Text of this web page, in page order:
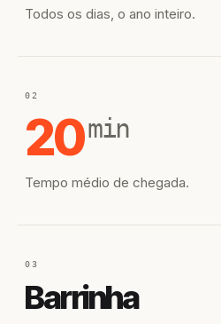
Todos os dias, o ano inteiro.
02
20min
Tempo médio de chegada.
03
Barrinha